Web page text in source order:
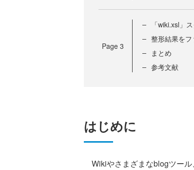
Page 3
「wiki.xsl」
整形結果を
まとめ
参考文献
はじめに
Wikiやさまざまなblogツー